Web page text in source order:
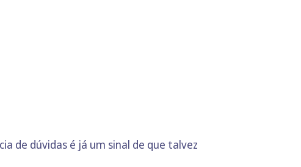
de dúvidas é já um sinal de que talvez